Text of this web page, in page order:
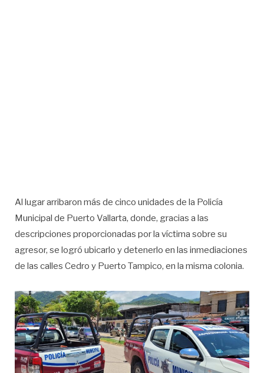
Al lugar arribaron más de cinco unidades de la Policía
Municipal de Puerto Vallarta, donde, gracias a las
descripciones proporcionadas por la víctima sobre su
agresor, se logró ubicarlo y detenerlo en las inmediaciones
de las calles Cedro y Puerto Tampico, en la misma colonia.